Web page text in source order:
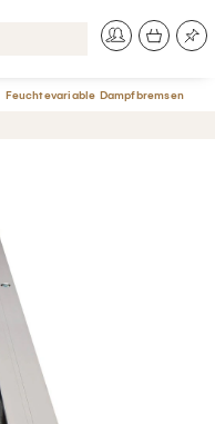
Feuchtevariable Dampfbremsen